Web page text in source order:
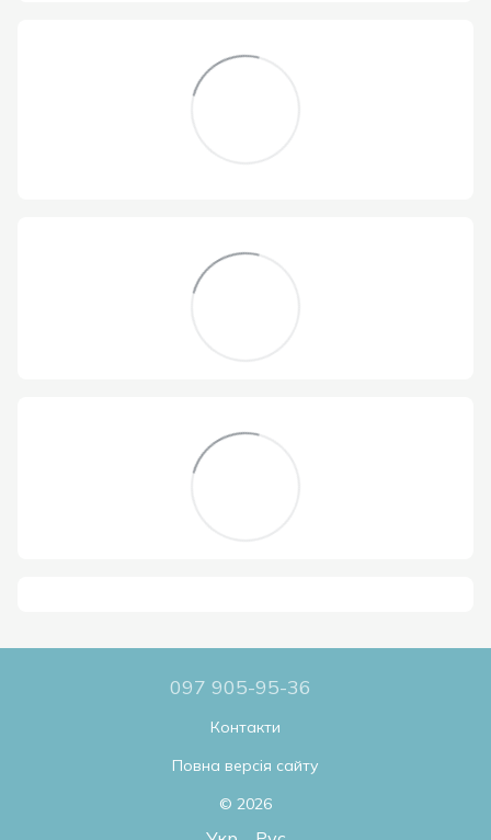
097 905-95-36
Контакти
Повна версія сайту
© 2026